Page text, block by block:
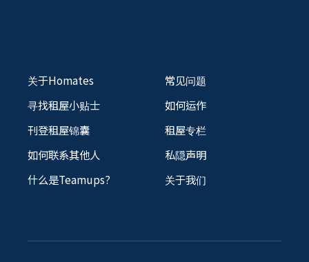
关于Homates
寻找租屋小贴士
刊登租屋锦囊
如何联系其他人
什么是Teamups?
常见问题
如何运作
租屋专栏
私隠声明
关于我们